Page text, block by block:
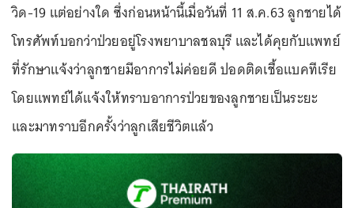
วิด-19 แต่อย่างใด ซึ่งก่อนหน้านี้เมื่อวันที่ 11 ส.ค.63 ลูกชายได้
โทรศัพท์บอกว่าป่วยอยู่โรงพยาบาลชลบุรี และได้คุยกับแพทย์
ที่รักษาแจ้งว่าลูกชายมีอาการไม่ค่อยดี ปอดติดเชื้อแบคทีเรีย
โดยแพทย์ได้แจ้งให้ทราบอาการป่วยของลูกชายเป็นระยะ
และมาทราบอีกครั้งว่าลูกเสียชีวิตแล้ว